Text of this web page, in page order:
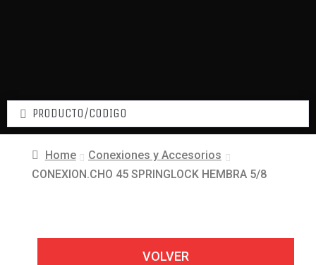
Home
Conexiones y Accesorios
CONEXION.CHO 45 SPRINGLOCK HEMBRA 5/8
VOLVER